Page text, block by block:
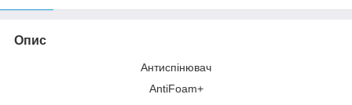
Опис
Антиспінювач
AntiFoam+